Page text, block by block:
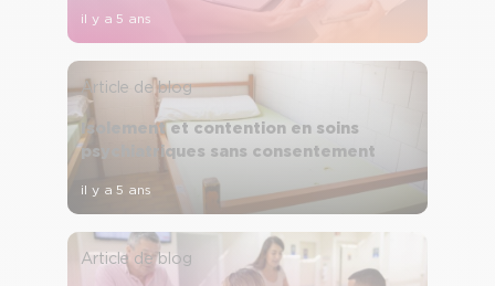
il y a 5 ans
Article de blog
Isolement et contention en soins
psychiatriques sans consentement
il y a 5 ans
Article de blog